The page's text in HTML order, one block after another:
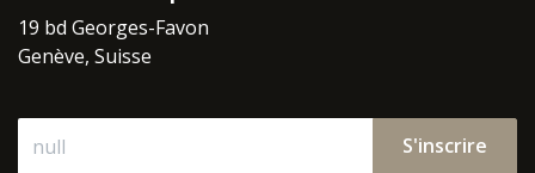
19 bd Georges-Favon
Genève, Suisse
S'inscrire